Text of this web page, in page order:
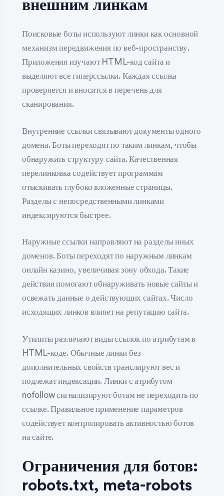
внешним линкам
Поисковые боты используют линки как основной
механизм передвижения по веб-пространству.
Приложения изучают HTML-код сайта и
выделяют все гиперссылки. Каждая ссылка
проверяется и вносится в перечень для
сканирования.
Внутренние ссылки связывают документы одного
домена. Боты переходят по таким линкам, чтобы
обнаружить структуру сайта. Качественная
перелинковка содействует программам
отыскивать глубоко вложенные страницы.
Разделы с непосредственными линками
индексируются быстрее.
Наружные ссылки направляют на разделы иных
доменов. Боты переходят по наружным линкам
онлайн казино, увеличивая зону обхода. Такие
действия помогают обнаруживать новые сайты и
освежать данные о действующих сайтах. Число
исходящих линков влияет на репутацию сайта.
Утилиты различают виды ссылок по атрибутам в
HTML-коде. Обычные линки без
дополнительных свойств транслируют вес и
подлежат индексации. Линки с атрибутом
nofollow сигнализируют ботам не переходить по
ссылке. Правильное применение параметров
содействует контролировать активностью ботов
на сайте.
Ограничения для ботов:
robots.txt, meta-robots